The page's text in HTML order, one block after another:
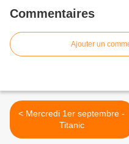
Commentaires
Ajouter un
< Mercredi 1er septembre -
Titanic